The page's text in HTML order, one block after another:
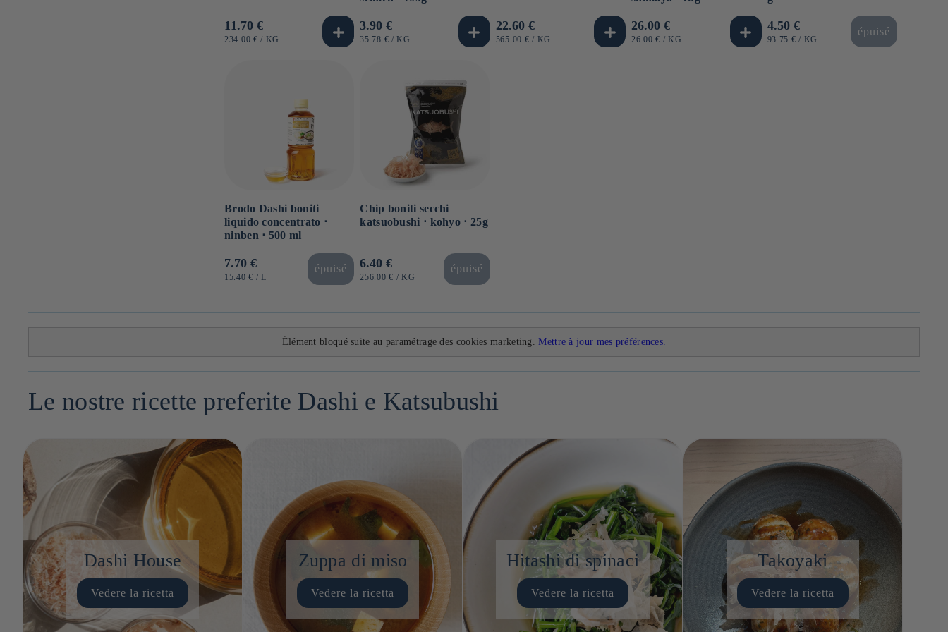
Prezzo
di
11.70 €
PREZZO
234.00 € / PER
KG
Prezzo
di
3.90 €
PREZZO
35.78 € / PER
KG
Prezzo
di
22.60 €
PREZZO
565.00 € / PER
KG
Prezzo
di
26.00 €
PREZZO
26.00 € / PER
KG
Prezzo
di
4.50 €
PREZZO
93.75 € / PER
KG
épuisé
Brodo Dashi boniti
liquido concentrato ⋅
ninben ⋅ 500 ml
Prezzo
di
7.70 €
PREZZO
15.40 € / PER
L
épuisé
Chip boniti secchi
katsuobushi ⋅ kohyo ⋅ 25g
Prezzo
di
6.40 €
PREZZO
256.00 € / PER
KG
épuisé
Élément bloqué suite au paramétrage des cookies marketing.Mettre à jour mes préférences.
Le nostre ricette preferite Dashi e Katsubushi
Dashi House
Vedere la ricetta
Zuppa di miso
Vedere la ricetta
Hitashi di spinaci
Vedere la ricetta
Takoyaki
Vedere la ricetta